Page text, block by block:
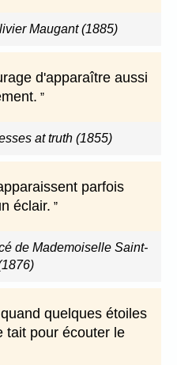
Maugant (1885)
d'apparaître aussi
at truth (1855)
parfois
éclair.
de Mademoiselle Saint-
quelques étoiles
tait pour écouter le